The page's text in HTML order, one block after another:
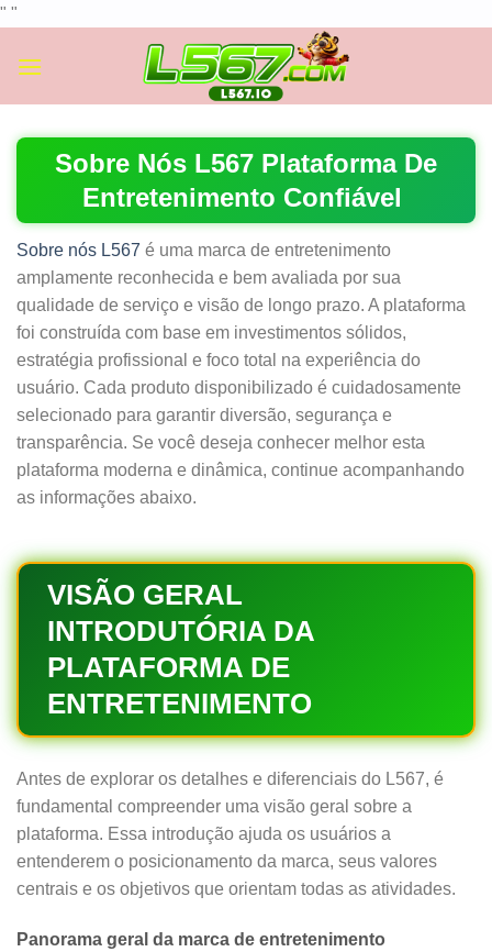
" "
content
Sobre Nós L567 Plataforma De
Entretenimento Confiável
Sobre nós L567 é uma marca de entretenimento
amplamente reconhecida e bem avaliada por sua
qualidade de serviço e visão de longo prazo. A plataforma
foi construída com base em investimentos sólidos,
estratégia profissional e foco total na experiência do
usuário. Cada produto disponibilizado é cuidadosamente
selecionado para garantir diversão, segurança e
transparência. Se você deseja conhecer melhor esta
plataforma moderna e dinâmica, continue acompanhando
as informações abaixo.
VISÃO GERAL
INTRODUTÓRIA DA
PLATAFORMA DE
ENTRETENIMENTO
Antes de explorar os detalhes e diferenciais do L567, é
fundamental compreender uma visão geral sobre a
plataforma. Essa introdução ajuda os usuários a
entenderem o posicionamento da marca, seus valores
centrais e os objetivos que orientam todas as atividades.
Panorama geral da marca de entretenimento